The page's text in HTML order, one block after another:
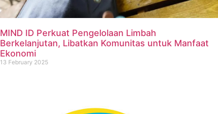
MIND ID Perkuat Pengelolaan Limbah
Berkelanjutan, Libatkan Komunitas untuk Manfaat
Ekonomi
13 February 2025